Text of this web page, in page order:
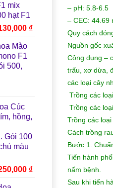
mix
hạt F1
₫.
₫Giá
130,000 ₫.
Mào
F1
500,
Cúc
hồng,
Gói 100
màu
₫Giá
– pH: 5.8-6.5
– CEC: 44.69
Quy cách
Nguồn gốc
Công dụng –
trấu, xơ dừa,
các loại cây
Trồng các
Trồng các
Trồng các
Cách trồng
Bước 1.
Tiến hành
nấm bệnh.
Sau khi tiến